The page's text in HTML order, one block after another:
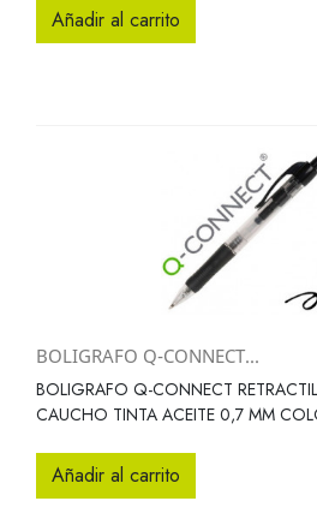
Añadir al carrito
BOLIGRAFO Q-CONNECT...
BOLIGRAFO Q-CONNECT
CAUCHO TINTA ACEITE 0,7 MM
Añadir al carrito